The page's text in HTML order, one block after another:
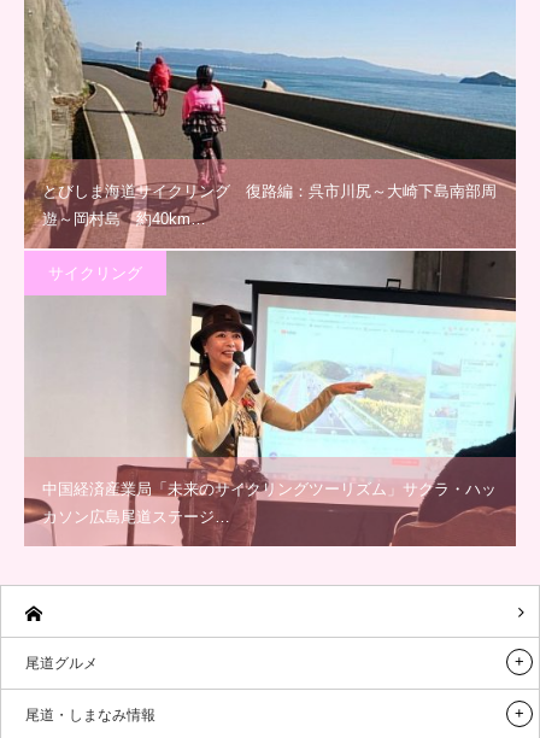
とびしま海道サイクリング 復路編：呉市川尻～大崎下島南部周
遊～岡村島 約40km…
サイクリング
中国経済産業局「未来のサイクリングツーリズム」サクラ・ハッ
カソン広島尾道ステージ…
尾道グルメ
尾道・しまなみ情報